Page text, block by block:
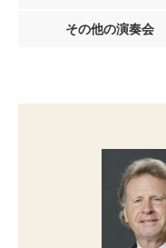
その他の演奏会